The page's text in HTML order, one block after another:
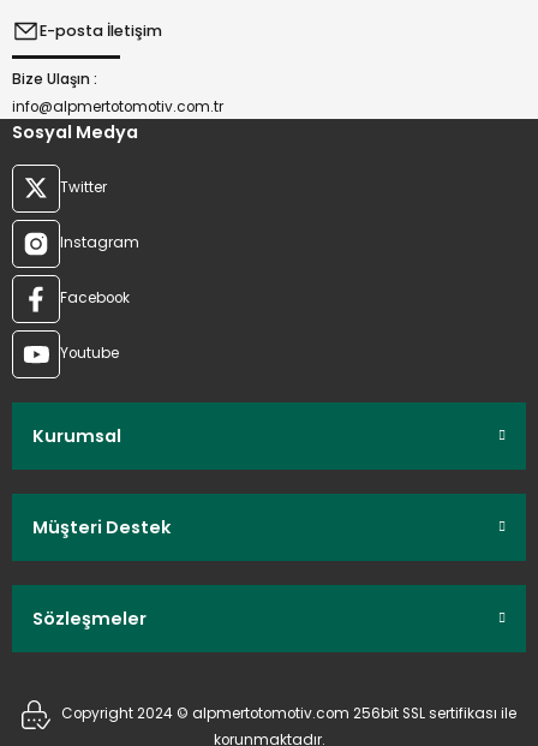
E-posta İletişim
Bize Ulaşın :
info@alpmertotomotiv.com.tr
Sosyal Medya
Twitter
Instagram
Facebook
Youtube
Kurumsal
Müşteri Destek
Sözleşmeler
Copyright 2024 © alpmertotomotiv.com 256bit SSL sertifikası ile
korunmaktadır.